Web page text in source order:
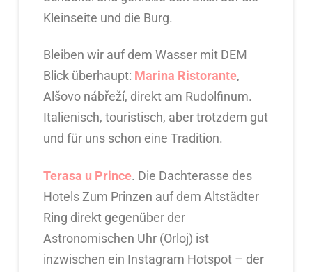
Kleinseite und die Burg.
Bleiben wir auf dem Wasser mit DEM
Blick überhaupt: Marina Ristorante,
Alšovo nábřeží, direkt am Rudolfinum.
Italienisch, touristisch, aber trotzdem gut
und für uns schon eine Tradition.
Terasa u Prince. Die Dachterasse des
Hotels Zum Prinzen auf dem Altstädter
Ring direkt gegenüber der
Astronomischen Uhr (Orloj) ist
inzwischen ein Instagram Hotspot – der